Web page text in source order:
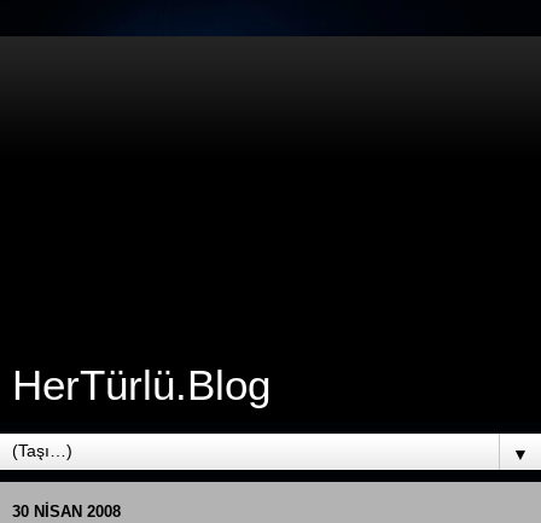
HerTürlü.Blog
▼
30 NISAN 2008